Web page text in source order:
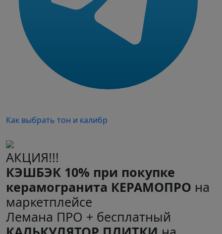
Как выбрать тон и калибр
АКЦИЯ!!!
КЭШБЭК 10% при покупке
керамогранита КЕРАМОПРО на
маркетплейсе
Лемана ПРО + бесплатный